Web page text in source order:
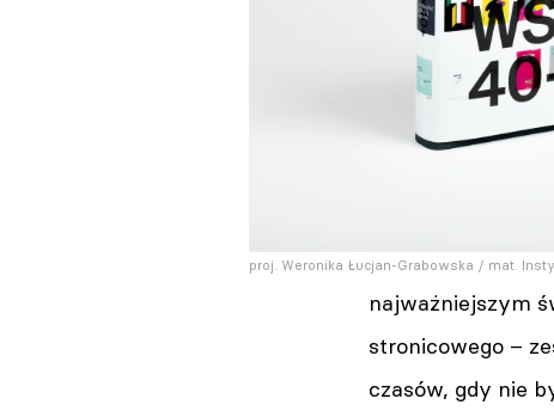
proj. Weronika Łucjan-Grabowska / mat.
najważniejszym
stronicowego –
czasów, gdy nie